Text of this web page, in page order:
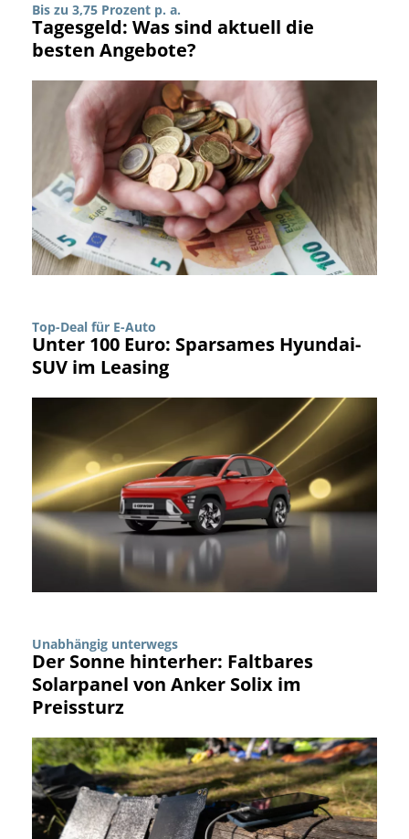
Bis zu 3,75 Prozent p. a.
Tagesgeld: Was sind aktuell die
besten Angebote?
Top-Deal für E-Auto
Unter 100 Euro: Sparsames Hyundai-
SUV im Leasing
Unabhängig unterwegs
Der Sonne hinterher: Faltbares
Solarpanel von Anker Solix im
Preissturz